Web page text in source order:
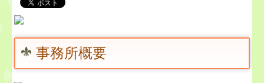
事務所概要